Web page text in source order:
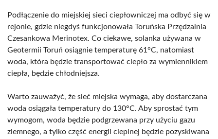
Podłączenie do miejskiej sieci ciepłowniczej ma odbyć się w
rejonie, gdzie niegdyś funkcjonowała Toruńska Przędzalnia
Czesankowa Merinotex. Co ciekawe, solanka używana w
Geotermii Toruń osiągnie temperaturę 61°C, natomiast
woda, która będzie transportować ciepło za wymiennikiem
ciepła, będzie chłodniejsza.
Warto zauważyć, że sieć miejska wymaga, aby dostarczana
woda osiągała temperatury do 130°C. Aby sprostać tym
wymogom, woda będzie podgrzewana przy użyciu gazu
ziemnego, a tylko część energii cieplnej będzie pozyskiwana